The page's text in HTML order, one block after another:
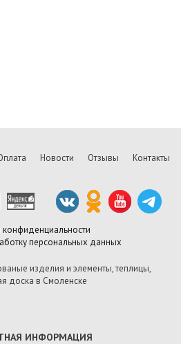
Новости Отзывы Контакты
конфиденциальности
персональных данных
изделия и элементы, теплицы,
доска в Смоленске
ИНФОРМАЦИЯ